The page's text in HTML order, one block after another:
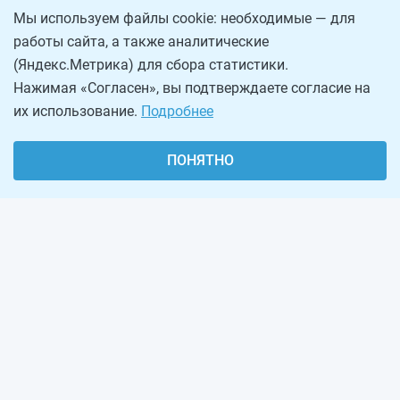
Мы используем файлы cookie: необходимые — для
работы сайта, а также аналитические
(Яндекс.Метрика) для сбора статистики.
Нажимая «Согласен», вы подтверждаете согласие на
их использование. Подробнее
ПОНЯТНО